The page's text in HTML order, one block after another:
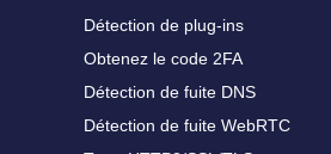
Détection de plug-ins
Obtenez le code 2FA
Détection de fuite DNS
Détection de fuite WebRTC